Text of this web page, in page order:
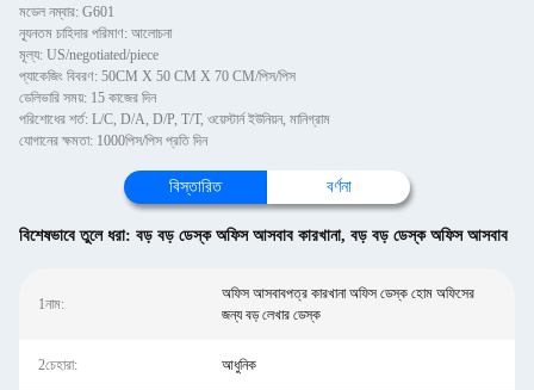
মডেল নম্বার: G601
ন্যূনতম চাহিদার পরিমাণ: আলোচনা
মূল্য: US/negotiated/piece
প্যাকেজিং বিবরণ: 50CM X 50 CM X 70 CM/পিস/পিস
ডেলিভারি সময়: 15 কাজের দিন
পরিশোধের শর্ত: L/C, D/A, D/P, T/T, ওয়েস্টার্ন ইউনিয়ন, মানিগ্রাম
যোগানের ক্ষমতা: 1000পিস/পিস প্রতি দিন
বিস্তারিত বর্ণনা
বিশেষভাবে তুলে ধরা: বড় বড় ডেস্ক অফিস আসবাব কারখানা, বড় বড় ডেস্ক অফিস আসবাব
1নাম:
অফিস আসবাবপত্র কারখানা অফিস ডেস্ক হোম অফিসের
জন্য বড় লেখার ডেস্ক
2চেহারা: আধুনিক